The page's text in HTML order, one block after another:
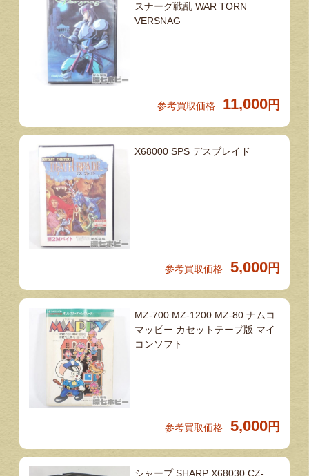
スナーグ戦乱 WAR TORN
VERSNAG
参考買取価格 11,000 円
X68000 SPS デスブレイド
参考買取価格 5,000 円
MZ-700 MZ-1200 MZ-80 ナムコ
マッピー カセットテープ版 マイ
コンソフト
参考買取価格 5,000 円
シャープ SHARP X68030 CZ-